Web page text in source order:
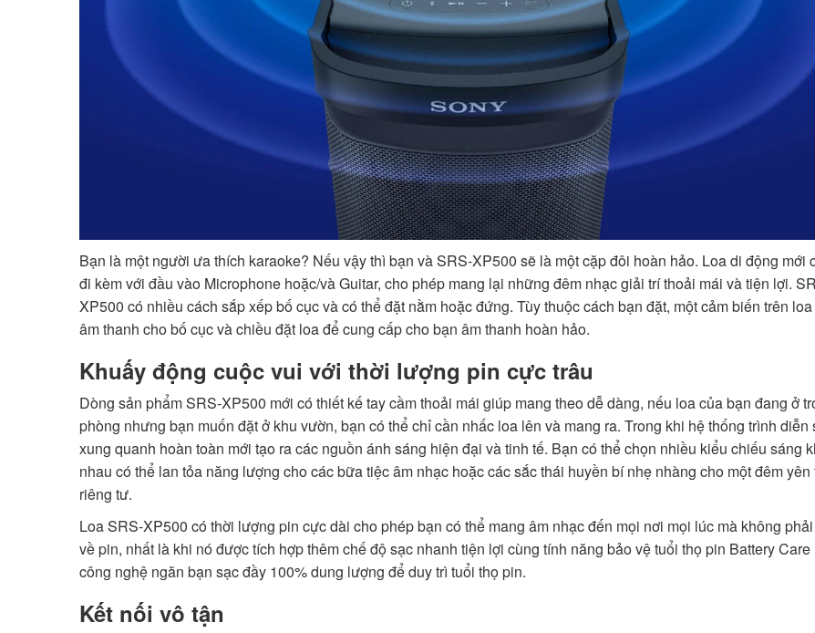
Bạn là một người ưa thích karaoke? Nếu vậy thì bạn và SRS-XP500 sẽ là một cặp đôi hoàn hảo. Loa di động mới
đi kèm với đầu vào Microphone hoặc/và Guitar, cho phép mang lại những đêm nhạc giải trí thoải mái và tiện lợi.
XP500 có nhiều cách sắp xếp bố cục và có thể đặt nằm hoặc đứng. Tùy thuộc cách bạn đặt, một cảm biến trên
âm thanh cho bố cục và chiều đặt loa để cung cấp cho bạn âm thanh hoàn hảo.
Khuấy động cuộc vui với thời lượng pin cực trâu
Dòng sản phẩm SRS-XP500 mới có thiết kế tay cầm thoải mái giúp mang theo dễ dàng, nếu loa của bạn đang ở
phòng nhưng bạn muốn đặt ở khu vườn, bạn có thể chỉ cần nhấc loa lên và mang ra. Trong khi hệ thống trình diễn
xung quanh hoàn toàn mới tạo ra các nguồn ánh sáng hiện đại và tinh tế. Bạn có thể chọn nhiều kiểu chiếu sáng
nhau có thể lan tỏa năng lượng cho các bữa tiệc âm nhạc hoặc các sắc thái huyền bí nhẹ nhàng cho một đêm yên
riêng tư.
Loa SRS-XP500 có thời lượng pin cực dài cho phép bạn có thể mang âm nhạc đến mọi nơi mọi lúc mà không
về pin, nhất là khi nó được tích hợp thêm chế độ sạc nhanh tiện lợi cùng tính năng bảo vệ tuổi thọ pin Battery Care
công nghệ ngăn bạn sạc đầy 100% dung lượng để duy trì tuổi thọ pin.
Kết nối vô tận